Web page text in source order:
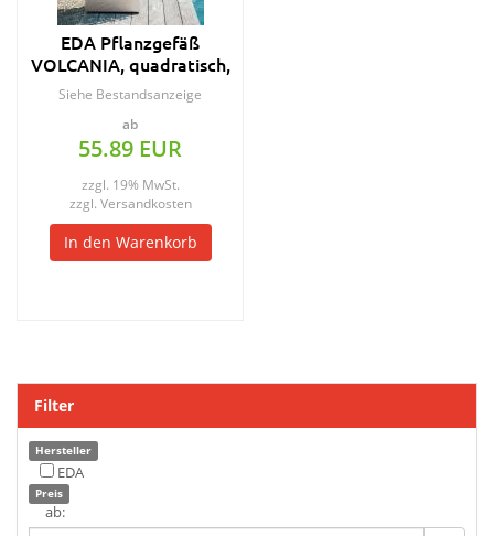
EDA Pflanzgefäß
VOLCANIA, quadratisch,
495 mm, anthrazit
Siehe Bestandsanzeige
ab
55.89 EUR
zzgl. 19% MwSt.
zzgl. Versandkosten
In den Warenkorb
Filter
Hersteller
EDA
Preis
ab: